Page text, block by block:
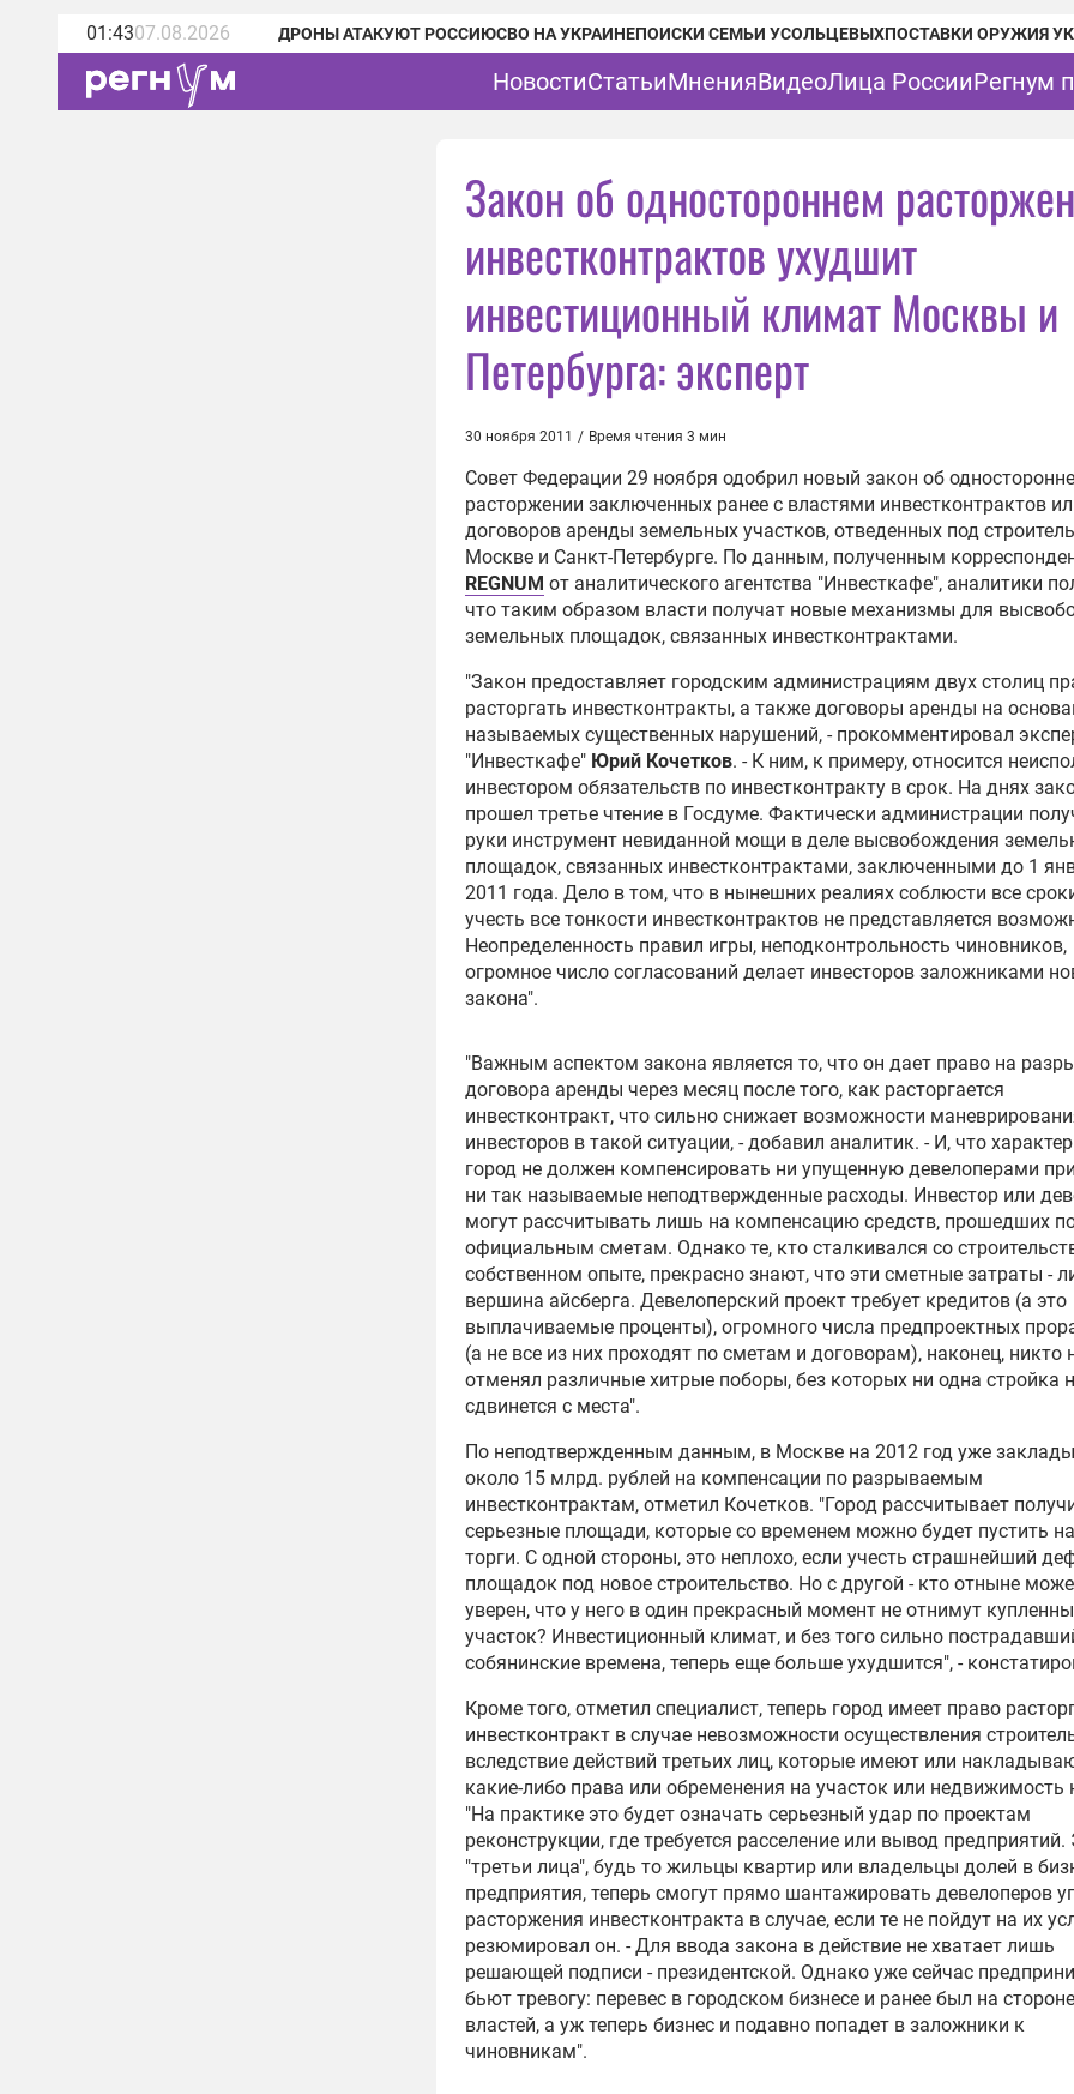
01:4307.08.2026 ДРОНЫ АТАКУЮТ РОССИЮСВО НА УКРАИНЕПОИСКИ СЕМЬИ УСОЛЬЦЕВЫХПОСТАВКИ ОРУЖИЯ
НовостиСтатьиМненияВидеоЛица РоссииРегнум
Закон об одностороннем
инвестконтрактов ухудшит
инвестиционный климат Москвы и
Петербурга: эксперт
30 ноября 2011 / Время чтения 3 мин
Совет Федерации 29 ноября одобрил новый закон об
расторжении заключенных ранее с властями инвестконтрактов
договоров аренды земельных участков, отведенных под
Москве и Санкт-Петербурге. По данным, полученным
REGNUM от аналитического агентства "Инвесткафе", аналитики
что таким образом власти получат новые механизмы для
земельных площадок, связанных инвестконтрактами.
"Закон предоставляет городским администрациям двух столиц
расторгать инвестконтракты, а также договоры аренды на
называемых существенных нарушений, - прокомментировал
"Инвесткафе" Юрий Кочетков. - К ним, к примеру, относится
инвестором обязательств по инвестконтракту в срок. На днях
прошел третье чтение в Госдуме. Фактически администрации
руки инструмент невиданной мощи в деле высвобождения
площадок, связанных инвестконтрактами, заключенными до 1
2011 года. Дело в том, что в нынешних реалиях соблюсти все
учесть все тонкости инвестконтрактов не представляется
Неопределенность правил игры, неподконтрольность чиновников,
огромное число согласований делает инвесторов заложниками
закона".
"Важным аспектом закона является то, что он дает право на
договора аренды через месяц после того, как расторгается
инвестконтракт, что сильно снижает возможности
инвесторов в такой ситуации, - добавил аналитик. - И, что
город не должен компенсировать ни упущенную девелоперами
ни так называемые неподтвержденные расходы. Инвестор или
могут рассчитывать лишь на компенсацию средств, прошедших
официальным сметам. Однако те, кто сталкивался со
собственном опыте, прекрасно знают, что эти сметные затраты -
вершина айсберга. Девелоперский проект требует кредитов (а это
выплачиваемые проценты), огромного числа предпроектных
(а не все из них проходят по сметам и договорам), наконец, никто
отменял различные хитрые поборы, без которых ни одна стройка
сдвинется с места".
По неподтвержденным данным, в Москве на 2012 год уже
около 15 млрд. рублей на компенсации по разрываемым
инвестконтрактам, отметил Кочетков. "Город рассчитывает
серьезные площади, которые со временем можно будет пустить
торги. С одной стороны, это неплохо, если учесть страшнейший
площадок под новое строительство. Но с другой - кто отныне
уверен, что у него в один прекрасный момент не отнимут
участок? Инвестиционный климат, и без того сильно
собянинские времена, теперь еще больше ухудшится", -
Кроме того, отметил специалист, теперь город имеет право
инвестконтракт в случае невозможности осуществления
вследствие действий третьих лиц, которые имеют или
какие-либо права или обременения на участок или недвижимость
"На практике это будет означать серьезный удар по проектам
реконструкции, где требуется расселение или вывод предприятий.
"третьи лица", будь то жильцы квартир или владельцы долей в
предприятия, теперь смогут прямо шантажировать девелоперов
расторжения инвестконтракта в случае, если те не пойдут на их
резюмировал он. - Для ввода закона в действие не хватает лишь
решающей подписи - президентской. Однако уже сейчас
бьют тревогу: перевес в городском бизнесе и ранее был на стороне
властей, а уж теперь бизнес и подавно попадет в заложники к
чиновникам".